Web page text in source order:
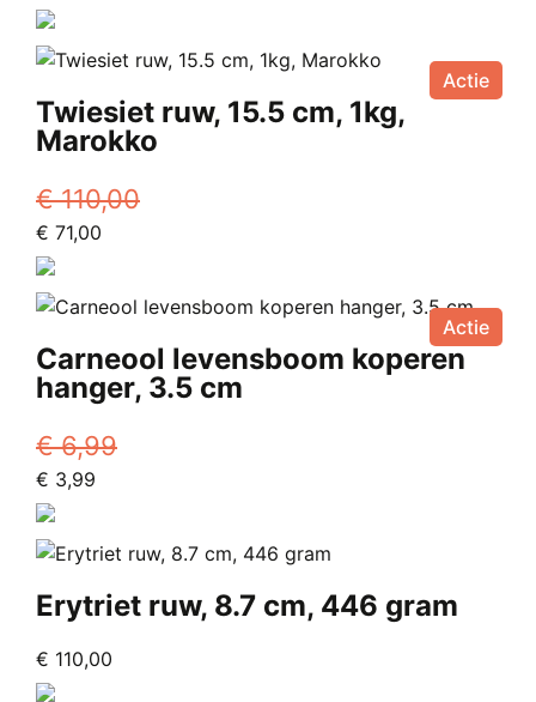
prijs
was:
€ 250,00.€ 189,95.
Actie
Twiesiet ruw, 15.5 cm, 1kg,
Marokko
€110,00
Oorspronkelijke
prijs
was:
€ 110,00.
€ 71,00
€ 71,00.
Actie
Carneool levensboom koperen
hanger, 3.5 cm
€6,99
Oorspronkelijke
prijs
was:
€ 6,99.
€ 3,99
€ 3,99.
Erytriet ruw, 8.7 cm, 446 gram
€ 110,00